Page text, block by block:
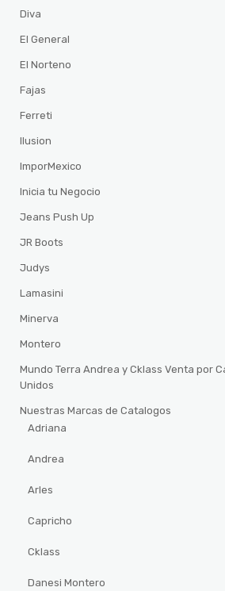
Diva
El General
El Norteno
Fajas
Ferreti
Ilusion
ImporMexico
Inicia tu Negocio
Jeans Push Up
JR Boots
Judys
Lamasini
Minerva
Montero
Mundo Terra Andrea y Cklass Venta por
Unidos
Nuestras Marcas de Catalogos
Adriana
Andrea
Arles
Capricho
Cklass
Danesi Montero